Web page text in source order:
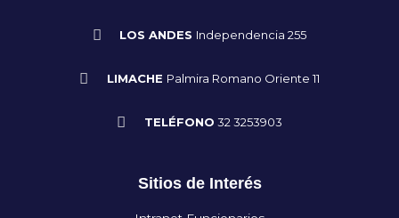
LOS ANDES Independencia 255
LIMACHE Palmira Romano Oriente 11
TELÉFONO 32 3253903
Sitios de Interés